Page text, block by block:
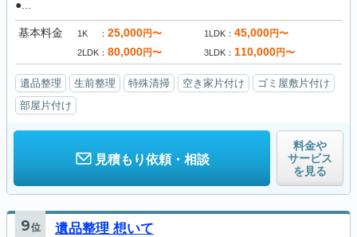
●...
基本料金 1K 25,000円〜 1LDK 45,000円〜
2LDK 80,000円〜 3LDK 110,000円〜
遺品整理 生前整理 特殊清掃 空き家片付け
ゴミ屋敷片付け
部屋片付け
見積もり依頼・相談
料金や
サービス
を見る
9位 遺品整理 想いて